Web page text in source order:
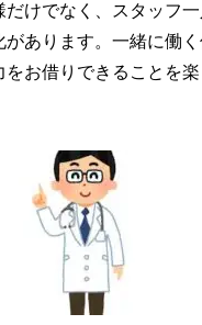
だけでなく、スタッフ
があります。一緒に働
をお借りできることを